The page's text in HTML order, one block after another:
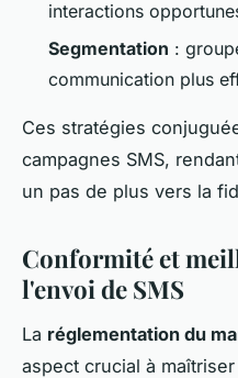
interactions
Segmentation :
communication plus
Ces stratégies
campagnes SMS,
un pas de plus vers la
Conformité et
l'envoi de SMS
La réglementation du
aspect crucial à